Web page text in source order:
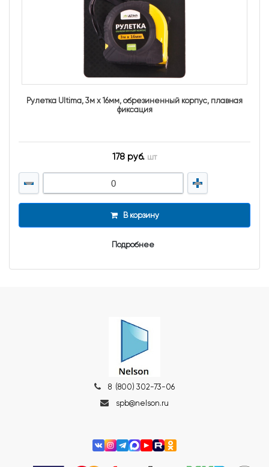
Рулетка Ultima, 3м х 16мм, обрезиненный корпус, плавная
фиксация
178 руб. шт
В корзину
Подробнее
8 (800) 302-73-06
spb@nelson.ru